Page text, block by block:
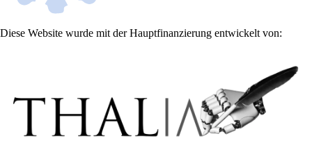
Diese Website wurde mit der Hauptfinanzierung entwickelt von: